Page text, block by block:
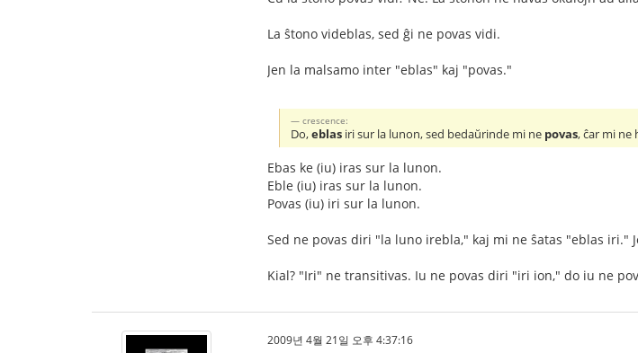
La ŝtono videblas, sed ĝi ne povas vidi.
Jen la malsamo inter "eblas" kaj "povas."
crescence:
Do,eblas iri sur la lunon, sed bedaŭrinde mi ne povas, ĉar mi ne
Ebas ke (iu) iras sur la lunon.
Eble (iu) iras sur la lunon.
Povas (iu) iri sur la lunon.
Sed ne povas diri "la luno irebla," kaj mi ne ŝatas "eblas iri."
Kial? "Iri" ne transitivas. Iu ne povas diri "iri ion," do iu ne
2009년 4월 21일 오후 4:37:16